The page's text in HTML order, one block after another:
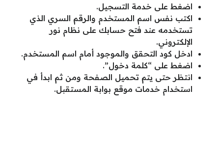
اضغط على خدمة التسجيل.
اكتب نفس اسم المستخدم والرقم السري الذي
تستخدمه عند فتح حسابك على نظام نور
الإلكتروني.
ادخل كود التحقق والموجود أمام اسم المستخدم.
اضغط على “كلمة دخول”.
انتظر حتى يتم تحميل الصفحة ومن ثم ابدأ في
استخدام خدمات موقع بوابة المستقبل.